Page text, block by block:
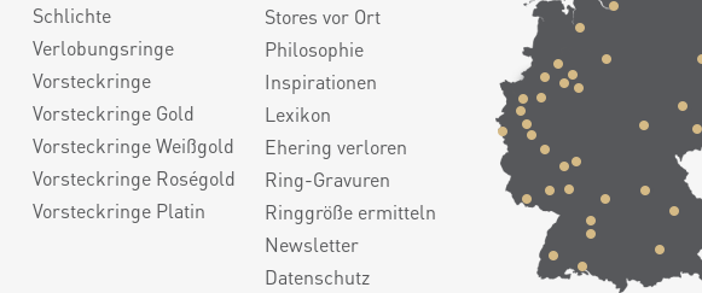
Schlichte
Verlobungsringe
Vorsteckringe
Vorsteckringe Gold
Vorsteckringe Weißgold
Vorsteckringe Roségold
Vorsteckringe Platin
Stores vor Ort
Philosophie
Inspirationen
Lexikon
Ehering verloren
Ring-Gravuren
Ringgröße ermitteln
Newsletter
Datenschutz